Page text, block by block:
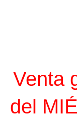
Venta
del